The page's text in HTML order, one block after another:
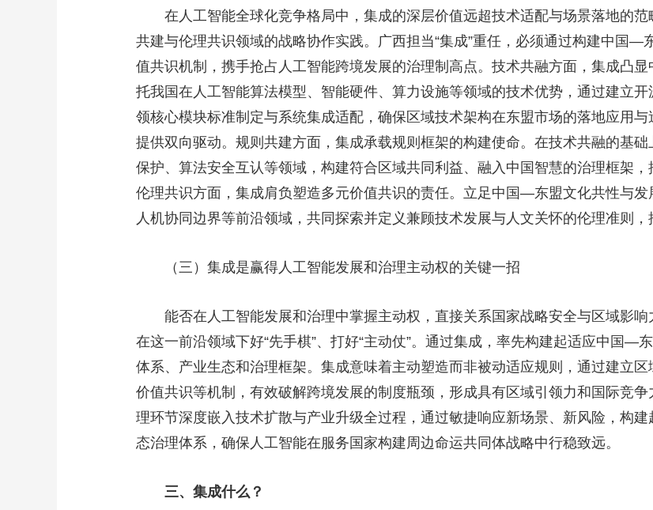
在人工智能全球化竞争格局中，集成的深层价值远超技术适配与场景落地的
共建与伦理共识领域的战略协作实践。广西担当“集成”重任，必须通过构建中国—
值共识机制，携手抢占人工智能跨境发展的治理制高点。技术共融方面，集成凸
托我国在人工智能算法模型、智能硬件、算力设施等领域的技术优势，通过建立开
领核心模块标准制定与系统集成适配，确保区域技术架构在东盟市场的落地应用
提供双向驱动。规则共建方面，集成承载规则框架的构建使命。在技术共融的基
保护、算法安全互认等领域，构建符合区域共同利益、融入中国智慧的治理框架，
伦理共识方面，集成肩负塑造多元价值共识的责任。立足中国—东盟文化共性与发
人机协同边界等前沿领域，共同探索并定义兼顾技术发展与人文关怀的伦理准则，
（三）集成是赢得人工智能发展和治理主动权的关键一招
能否在人工智能发展和治理中掌握主动权，直接关系国家战略安全与区域影响
在这一前沿领域下好“先手棋”、打好“主动仗”。通过集成，率先构建起适应中国—
体系、产业生态和治理框架。集成意味着主动塑造而非被动适应规则，通过建立
价值共识等机制，有效破解跨境发展的制度瓶颈，形成具有区域引领力和国际竞
理环节深度嵌入技术扩散与产业升级全过程，通过敏捷响应新场景、新风险，构
态治理体系，确保人工智能在服务国家构建周边命运共同体战略中行稳致远。
三、集成什么？